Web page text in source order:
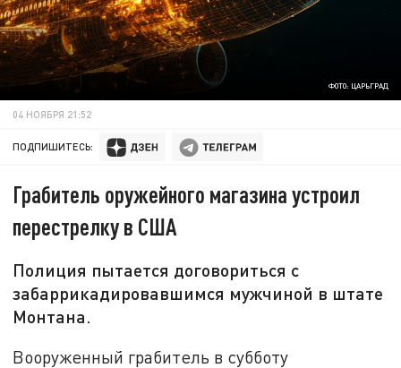
ФОТО: ЦАРЬГРАД
04 НОЯБРЯ 21:52
ПОДПИШИТЕСЬ:
Грабитель оружейного магазина устроил
перестрелку в США
Полиция пытается договориться с
забаррикадировавшимся мужчиной в штате
Монтана.
Вооруженный грабитель в субботу